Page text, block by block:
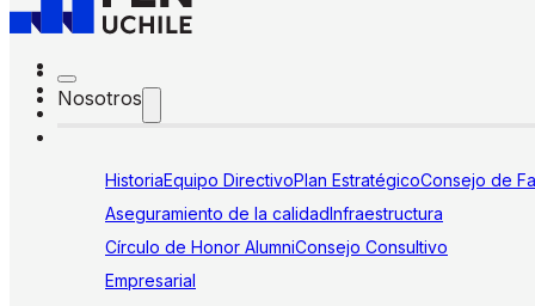
Nosotros
HistoriaEquipo DirectivoPlan EstratégicoConsejo de
Aseguramiento de la calidadInfraestructura
Círculo de Honor AlumniConsejo Consultivo
Empresarial